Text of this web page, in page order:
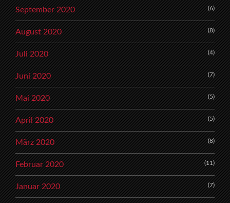
September 2020 (6)
August 2020 (8)
Juli 2020 (4)
Juni 2020 (7)
Mai 2020 (5)
April 2020 (5)
März 2020 (8)
Februar 2020 (11)
Januar 2020 (7)